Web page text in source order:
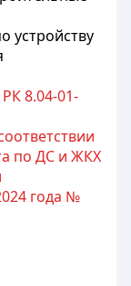
устройству
8.04-01-
по ДС и ЖКХ
года №